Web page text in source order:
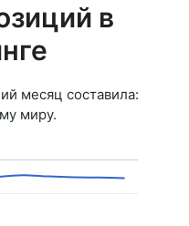
в
месяц составила:
миру.